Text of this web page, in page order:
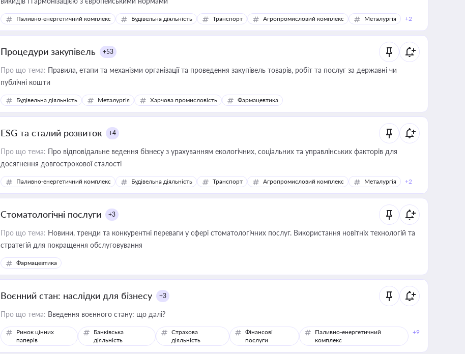
Паливно-енергетичний комплекс Будівельна діяльність Транспорт Агропромисловий комплекс Металургія +2
Процедури закупівель +53
Про що тема: Правила, етапи та механізми організації та проведення закупівель товарів, робіт та послуг за державні чи
публічні кошти
Будівельна діяльність Металургія Харчова промисловість Фармацевтика
ESG та сталий розвиток +4
Про що тема: Про відповідальне ведення бізнесу з урахуванням екологічних, соціальних та управлінських факторів для
досягнення довгострокової сталості
Паливно-енергетичний комплекс Будівельна діяльність Транспорт Агропромисловий комплекс Металургія +2
Стоматологічні послуги +3
Про що тема: Новини, тренди та конкурентні переваги у сфері стоматологічних послуг. Використання новітніх технологій та
стратегій для покращення обслуговування
Фармацевтика
Воєнний стан: наслідки для бізнесу +3
Про що тема: Введення воєнного стану: що далі?
Ринок цінних
паперів
Банківська
діяльність
Страхова
діяльність
Фінансові
послуги
Паливно-енергетичний
комплекс
+9